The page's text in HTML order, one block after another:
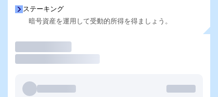
ステーキング
暗号資産を運用して受動的所得を得ましょう。